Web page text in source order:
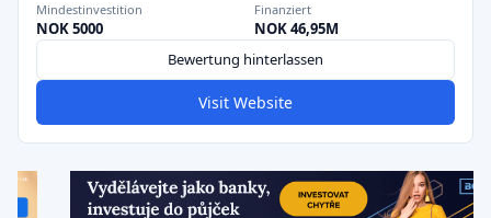
Mindestinvestition
NOK 5000
Finanziert
NOK 46,95M
Bewertung hinterlassen
Visit Website